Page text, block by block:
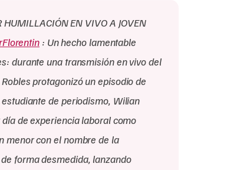
HUMILLACIÓN EN VIVO A JOVEN
: Un hecho lamentable
durante una transmisión en vivo del
protagonizó un episodio de
de periodismo, Wilian
de experiencia laboral como
menor con el nombre de la
forma desmedida, lanzando